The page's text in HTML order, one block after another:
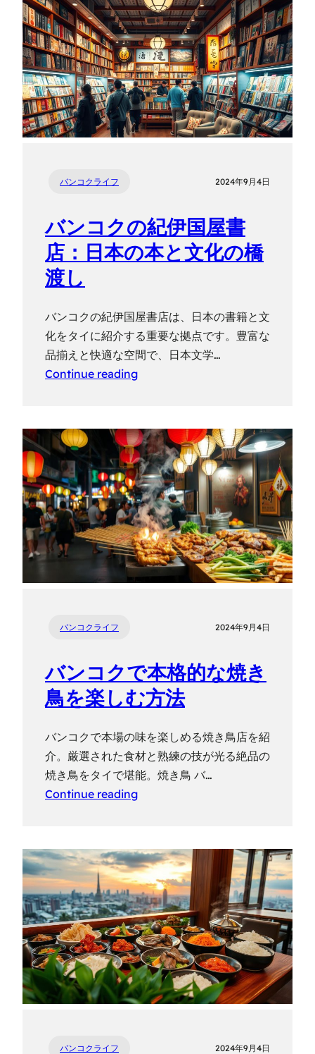
バンコクライフ 2024年9月4日
バンコクの紀伊国屋書
店：日本の本と文化の橋
渡し
バンコクの紀伊国屋書店は、日本の書籍と文
化をタイに紹介する重要な拠点です。豊富な
品揃えと快適な空間で、日本文学…
Continue reading
バンコクライフ 2024年9月4日
バンコクで本格的な焼き
鳥を楽しむ方法
バンコクで本場の味を楽しめる焼き鳥店を紹
介。厳選された食材と熟練の技が光る絶品の
焼き鳥をタイで堪能。焼き鳥 バ…
Continue reading
バンコクライフ 2024年9月4日